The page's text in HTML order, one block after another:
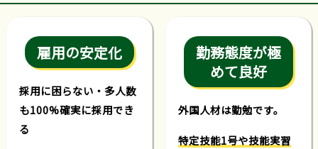
雇用の安定化
採用に困らない・多人数
も100%確実に採用でき
る
勤務態度が極
めて良好
外国人材は勤勉です。
特定技能1号や技能実習